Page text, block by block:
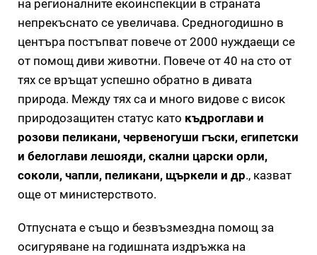
на регионалните екоинспекции в страната
непрекъснато се увеличава. Средногодишно в
центъра постъпват повече от 2000 нуждаещи се
от помощ диви животни. Повече от 40 на сто от
тях се връщат успешно обратно в дивата
природа. Между тях са и много видове с висок
природозащитен статус като къдроглави и
розови пеликани, червеногуши гъски, египетски
и белоглави лешояди, скални царски орли,
соколи, чапли, пеликани, щъркели и др., казват
още от министерството.
Отпусната е също и безвъзмездна помощ за
осигуряване на годишната издръжка на